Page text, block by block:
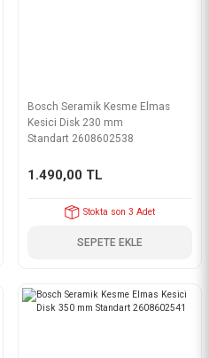
Bosch Seramik Kesme Elmas
Kesici Disk 230 mm
Standart 2608602538
1.490,00 TL
Stokta son 3 Adet
SEPETE EKLE